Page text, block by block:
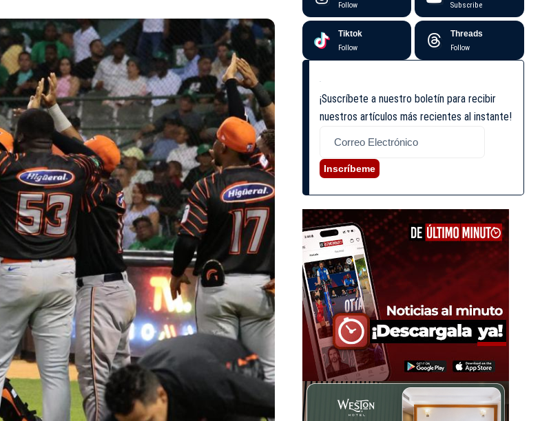
Follow Subscribe
Tiktok
Follow
Threads
Follow
¡Suscríbete a nuestro boletín para recibir
nuestros artículos más recientes al instante!
Inscríbeme